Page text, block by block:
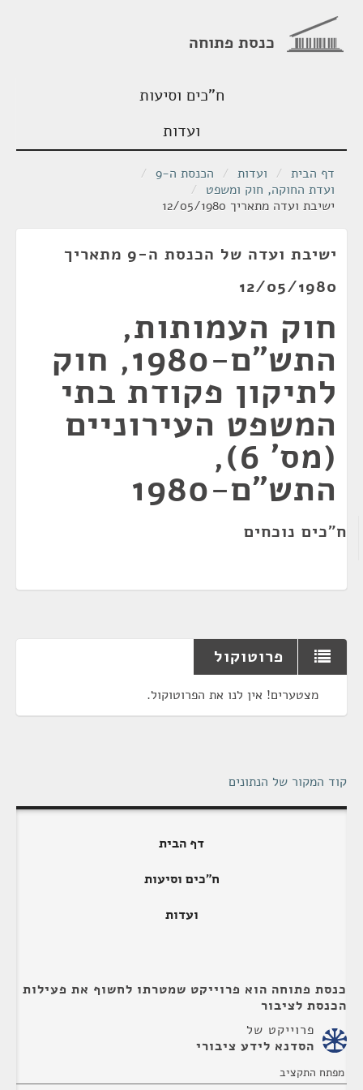
כנסת פתוחה
ח"כים וסיעות
ועדות
דף הבית / ועדות / הכנסת ה-9
/
ועדת החוקה, חוק ומשפט /
ישיבת ועדה מתאריך 12/05/1980
ישיבת ועדה של הכנסת ה-9 מתאריך
12/05/1980
חוק העמותות,
התש"ם-1980, חוק
לתיקון פקודת בתי
המשפט העירוניים
(מס' 6),
התש"ם-1980
ח"כים נוכחים
פרוטוקול
מצטערים! אין לנו את הפרוטוקול.
קוד המקור של הנתונים
דף הבית
ח"כים וסיעות
ועדות
כנסת פתוחה הוא פרוייקט שמטרתו לחשוף את פעילות
הכנסת לציבור
פרוייקט של
הסדנא לידע ציבורי
מפתח התקציב